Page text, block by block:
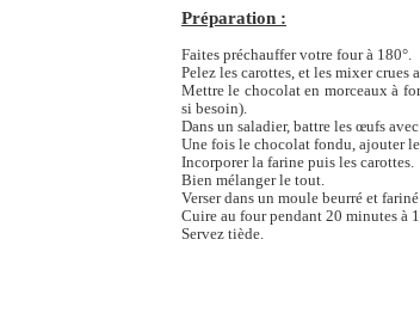
Préparation :
Faites préchauffer votre four à 180°.
Pelez les carottes, et les mixer crues
Mettre le chocolat en morceaux à
si besoin).
Dans un saladier, battre les œufs
Une fois le chocolat fondu, ajouter
Incorporer la farine puis les carottes.
Bien mélanger le tout.
Verser dans un moule beurré et
Cuire au four pendant 20 minutes à
Servez tiède.